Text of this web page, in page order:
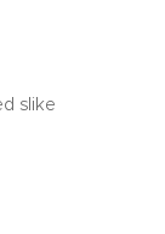
slike